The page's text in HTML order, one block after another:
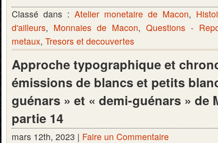
Classé dans : Atelier monetaire de Macon,
d'ailleurs, Monnaies de Macon, Questions -
metaux, Tresors et decouvertes
Approche typographique et
émissions de blancs et petits
guénars » et « demi-guénars » de
partie 14
mars 12th, 2023 | Faire un Commentaire